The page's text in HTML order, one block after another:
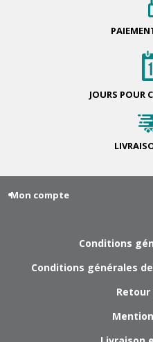
JOURS POUR
Mon compte
Conditions
Conditions générales